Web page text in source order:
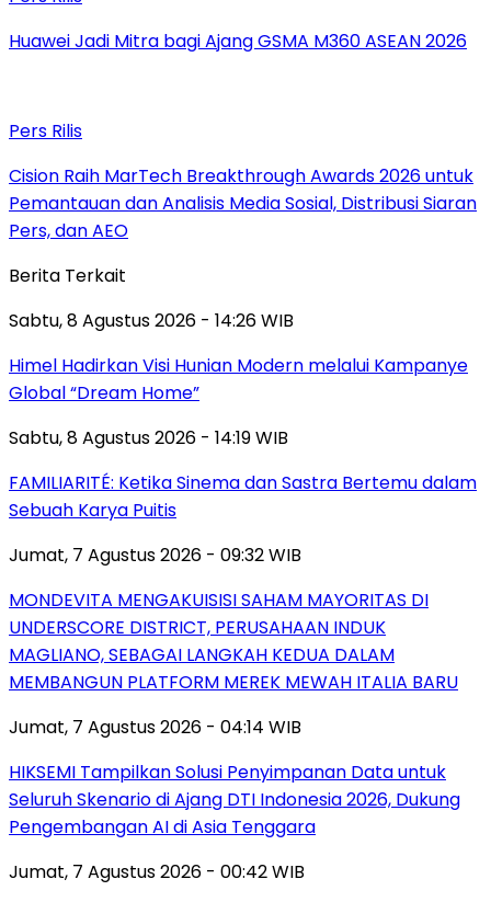
Huawei Jadi Mitra bagi Ajang GSMA M360 ASEAN 2026
Pers Rilis
Cision Raih MarTech Breakthrough Awards 2026 untuk
Pemantauan dan Analisis Media Sosial, Distribusi Siaran
Pers, dan AEO
Berita Terkait
Sabtu, 8 Agustus 2026 - 14:26 WIB
Himel Hadirkan Visi Hunian Modern melalui Kampanye
Global “Dream Home”
Sabtu, 8 Agustus 2026 - 14:19 WIB
FAMILIARITÉ: Ketika Sinema dan Sastra Bertemu dalam
Sebuah Karya Puitis
Jumat, 7 Agustus 2026 - 09:32 WIB
MONDEVITA MENGAKUISISI SAHAM MAYORITAS DI
UNDERSCORE DISTRICT, PERUSAHAAN INDUK
MAGLIANO, SEBAGAI LANGKAH KEDUA DALAM
MEMBANGUN PLATFORM MEREK MEWAH ITALIA BARU
Jumat, 7 Agustus 2026 - 04:14 WIB
HIKSEMI Tampilkan Solusi Penyimpanan Data untuk
Seluruh Skenario di Ajang DTI Indonesia 2026, Dukung
Pengembangan AI di Asia Tenggara
Jumat, 7 Agustus 2026 - 00:42 WIB